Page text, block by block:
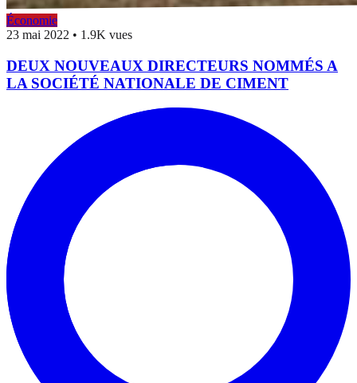
Économie
23 mai 2022 • 1.9K vues
DEUX NOUVEAUX DIRECTEURS NOMMÉS A
LA SOCIÉTÉ NATIONALE DE CIMENT